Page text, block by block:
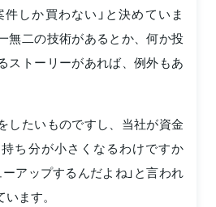
件しか買わない」と決めていま
無二の技術があるとか、何か投
ストーリーがあれば、例外もあ
したいものですし、当社が資金
ち分が小さくなるわけですか
アップするんだよね」と言われ
ます。